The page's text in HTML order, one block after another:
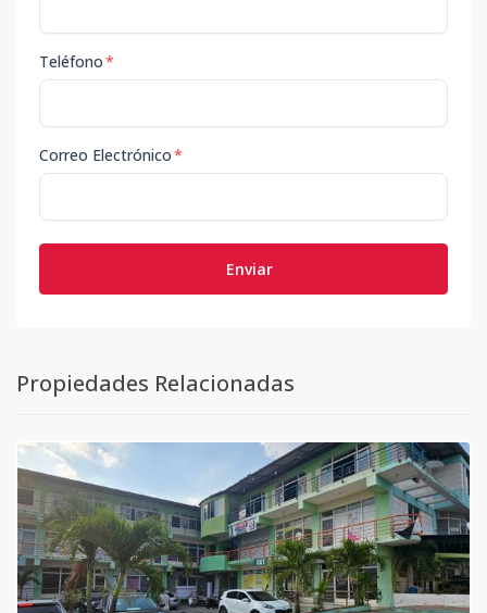
Teléfono*
Correo Electrónico*
Enviar
Propiedades Relacionadas